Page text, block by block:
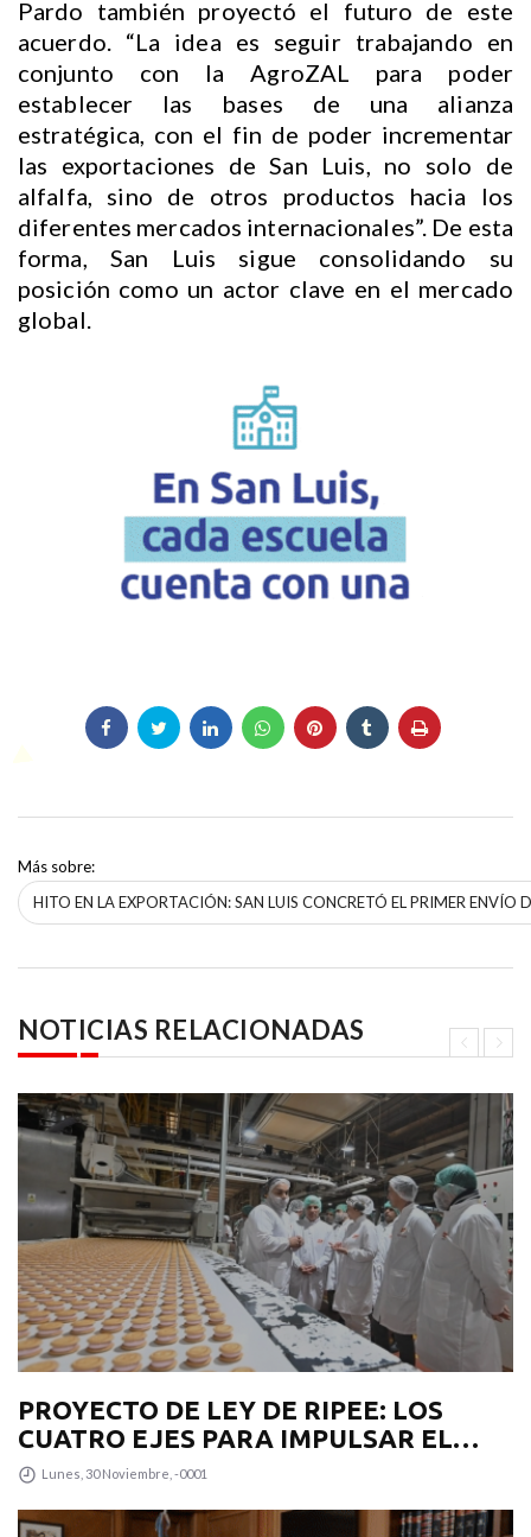
Pardo también proyectó el futuro de este
acuerdo. “La idea es seguir trabajando en
conjunto con la AgroZAL para poder
establecer las bases de una alianza
estratégica, con el fin de poder incrementar
las exportaciones de San Luis, no solo de
alfalfa, sino de otros productos hacia los
diferentes mercados internacionales”. De esta
forma, San Luis sigue consolidando su
posición como un actor clave en el mercado
global.
Más sobre:
HITO EN LA EXPORTACIÓN: SAN LUIS CONCRETÓ EL PRIMER ENVÍO
NOTICIAS RELACIONADAS
PROYECTO DE LEY DE RIPEE: LOS
CUATRO EJES PARA IMPULSAR EL
DESARROLLO PRODUCTIVO EN LA
Lunes, 30 Noviembre, -0001